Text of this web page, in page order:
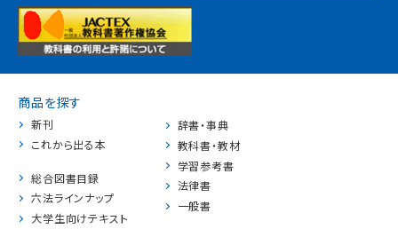
商品を探す
新刊
これから出る本
総合図書目録
六法ラインナップ
大学生向けテキスト
辞書・事典
教科書・教材
学習参考書
法律書
一般書